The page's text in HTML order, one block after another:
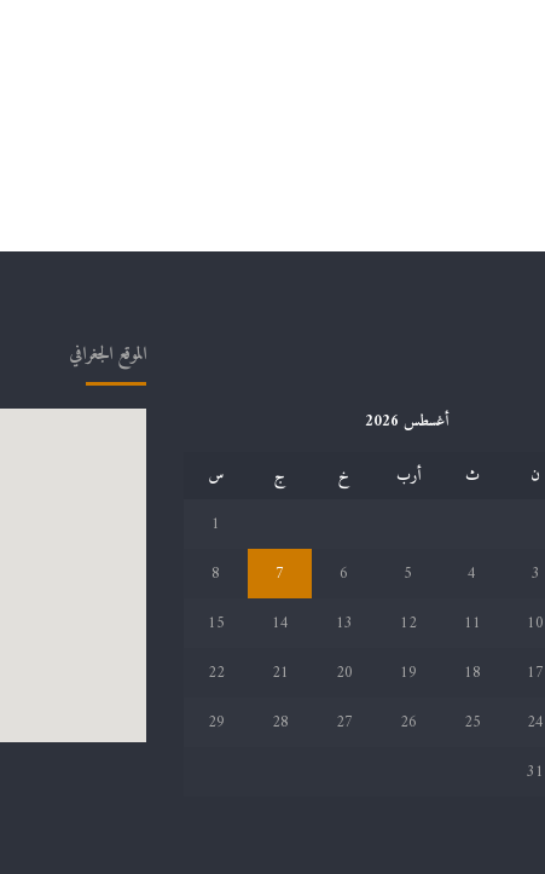
أغسطس 2026
ن ث أرب خ ج
س
1
3
4
5
6
7
8
10
11
12
13
14
15
17
18
19
20
21
22
24
25
26
27
28
29
31
الموقع الجغرافي